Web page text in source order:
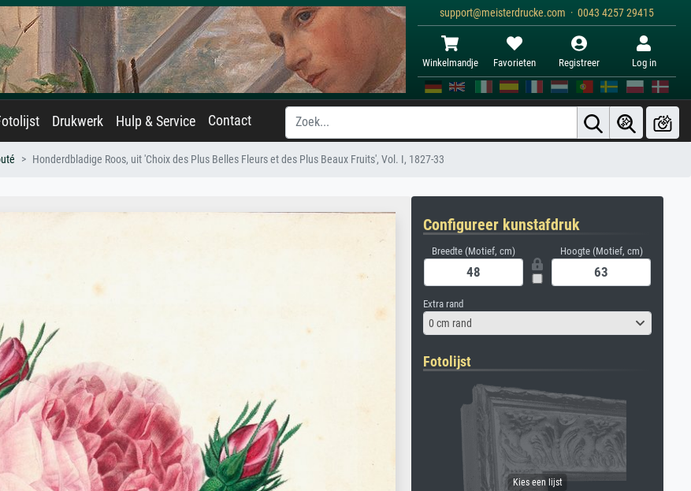
support@meisterdrucke.com · 0043 4257 29415
Winkelmandje Favorieten Registreer Log in
Drukwerk Hulp & Service Contact
Honderdbladige Roos, uit 'Choix des Plus Belles Fleurs et des Plus Beaux Fruits', Vol. I, 1827-33
Configureer kunstafdruk
Breedte (Motief, cm) Hoogte (Motief, cm)
Extra rand
0 cm rand
Fotolijst